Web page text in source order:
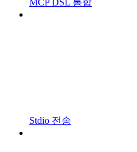
Stdio 전송